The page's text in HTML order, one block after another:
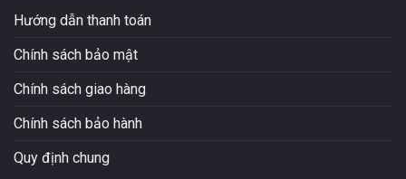
Hướng dẫn thanh toán
Chính sách bảo mật
Chính sách giao hàng
Chính sách bảo hành
Quy định chung